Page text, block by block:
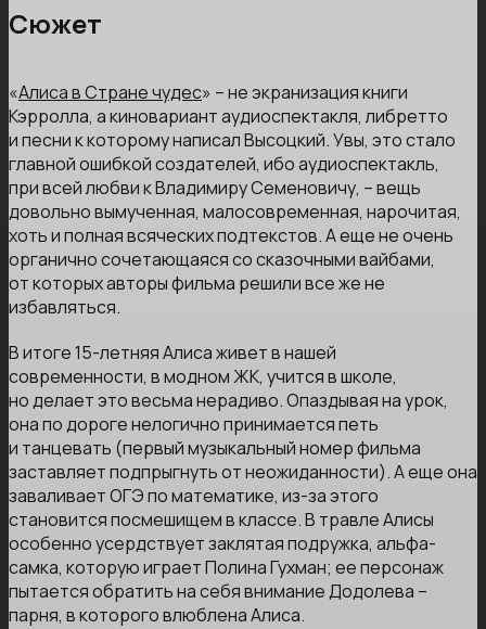
Сюжет
«Алиса в Стране чудес» – не экранизация книги
Кэрролла, а киновариант аудиоспектакля, либретто
и песни к которому написал Высоцкий. Увы, это стало
главной ошибкой создателей, ибо аудиоспектакль,
при всей любви к Владимиру Семеновичу, – вещь
довольно вымученная, малосовременная, нарочитая,
хоть и полная всяческих подтекстов. А еще не очень
органично сочетающаяся со сказочными вайбами,
от которых авторы фильма решили все же не
избавляться.
В итоге 15-летняя Алиса живет в нашей
современности, в модном ЖК, учится в школе,
но делает это весьма нерадиво. Опаздывая на урок,
она по дороге нелогично принимается петь
и танцевать (первый музыкальный номер фильма
заставляет подпрыгнуть от неожиданности). А еще она
заваливает ОГЭ по математике, из-за этого
становится посмешищем в классе. В травле Алисы
особенно усердствует заклятая подружка, альфа-
самка, которую играет Полина Гухман; ее персонаж
пытается обратить на себя внимание Додолева –
парня, в которого влюблена Алиса.